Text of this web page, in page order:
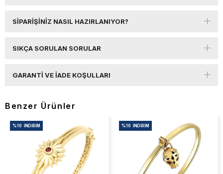
SIPARIŞINIZ NASIL HAZIRLANIYOR?
SIKÇA SORULAN SORULAR
GARANTI VE İADE KOŞULLARI
Benzer Ürünler
%10 İNDIRIM %10 İNDIRIM